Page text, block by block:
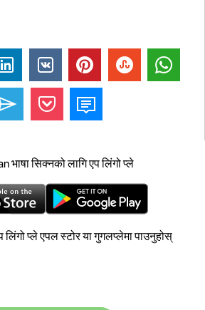
भाषा सिक्नको लागि एप लिंगो प्ले
लिंगो प्ले एपल स्टोर या गुगलप्लेमा पाउनुहोस्